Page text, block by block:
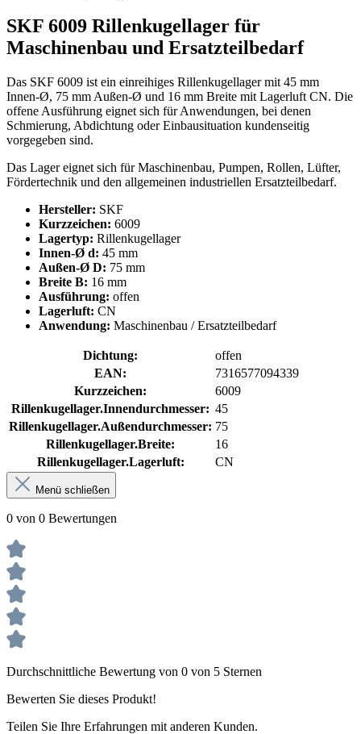
SKF 6009 Rillenkugellager für
Maschinenbau und Ersatzteilbedarf
Das SKF 6009 ist ein einreihiges Rillenkugellager mit 45 mm
Innen-Ø, 75 mm Außen-Ø und 16 mm Breite mit Lagerluft CN. Die
offene Ausführung eignet sich für Anwendungen, bei denen
Schmierung, Abdichtung oder Einbausituation kundenseitig
vorgegeben sind.
Das Lager eignet sich für Maschinenbau, Pumpen, Rollen, Lüfter,
Fördertechnik und den allgemeinen industriellen Ersatzteilbedarf.
Hersteller: SKF
Kurzzeichen: 6009
Lagertyp: Rillenkugellager
Innen-Ø d: 45 mm
Außen-Ø D: 75 mm
Breite B: 16 mm
Ausführung: offen
Lagerluft: CN
Anwendung: Maschinenbau / Ersatzteilbedarf
Dichtung:
offen
EAN:
7316577094339
Kurzzeichen:
6009
Rillenkugellager.Innendurchmesser: 45
Rillenkugellager.Außendurchmesser: 75
Rillenkugellager.Breite:
16
Rillenkugellager.Lagerluft:
CN
Menü schließen
0 von 0 Bewertungen
Durchschnittliche Bewertung von 0 von 5 Sternen
Bewerten Sie dieses Produkt!
Teilen Sie Ihre Erfahrungen mit anderen Kunden.